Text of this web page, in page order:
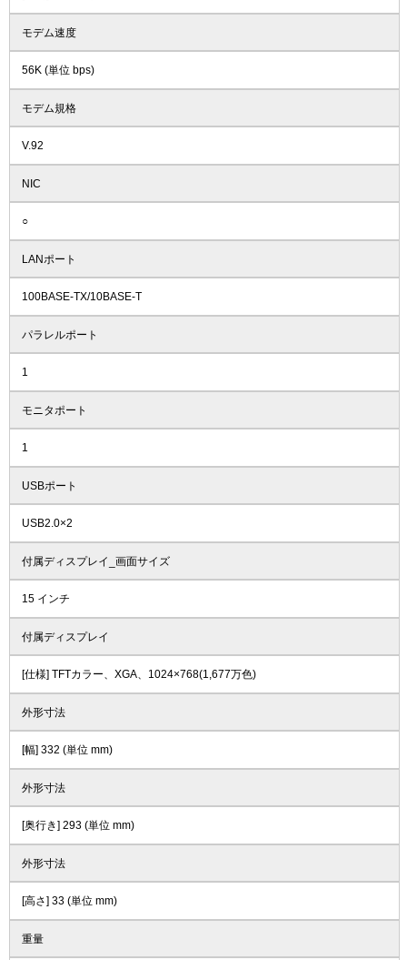
モデム速度
56K (単位 bps)
モデム規格
V.92
NIC
○
LANポート
100BASE-TX/10BASE-T
パラレルポート
1
モニタポート
1
USBポート
USB2.0×2
付属ディスプレイ_画面サイズ
15 インチ
付属ディスプレイ
[仕様] TFTカラー、XGA、1024×768(1,677万色)
外形寸法
[幅] 332 (単位 mm)
外形寸法
[奥行き] 293 (単位 mm)
外形寸法
[高さ] 33 (単位 mm)
重量